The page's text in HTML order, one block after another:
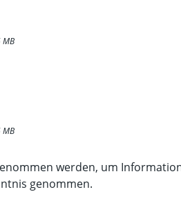
MB
MB
werden, um
genommen.